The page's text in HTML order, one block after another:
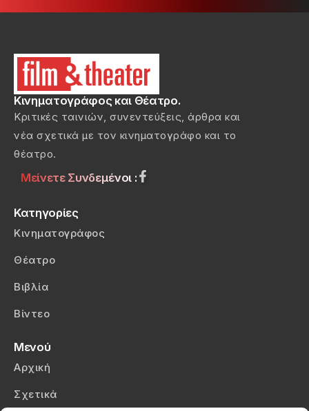
Κινηματογράφος και Θέατρο.
Κριτικές ταινιών, συνεντεύξεις, άρθρα και
νέα σχετικά με τον κινηματογράφο και το
θέατρο.
Μείνετε Συνδεμένοι :
Κατηγορίες
Κινηματογράφος
Θέατρο
Βιβλία
Βίντεο
Μενού
Αρχική
Σχετικά